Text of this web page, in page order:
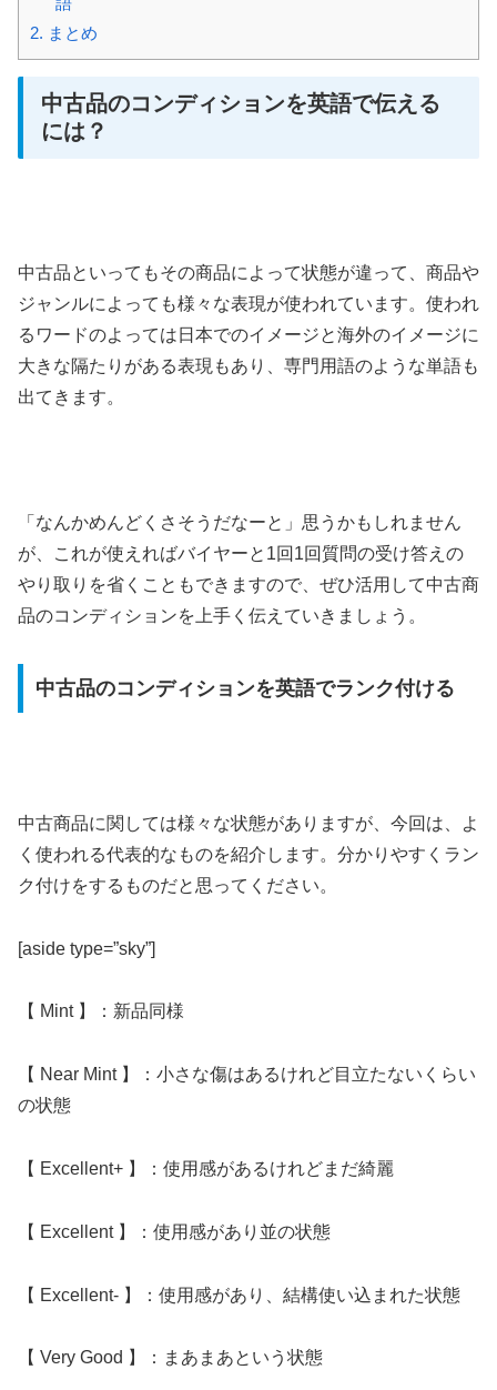
2. まとめ
中古品のコンディションを英語で伝える
には？
中古品といってもその商品によって状態が違って、商品や
ジャンルによっても様々な表現が使われています。使われ
るワードのよっては日本でのイメージと海外のイメージに
大きな隔たりがある表現もあり、専門用語のような単語も
出てきます。
「なんかめんどくさそうだなーと」思うかもしれません
が、これが使えればバイヤーと1回1回質問の受け答えの
やり取りを省くこともできますので、ぜひ活用して中古商
品のコンディションを上手く伝えていきましょう。
中古品のコンディションを英語でランク付ける
中古商品に関しては様々な状態がありますが、今回は、よ
く使われる代表的なものを紹介します。分かりやすくラン
ク付けをするものだと思ってください。
[aside type=”sky”]
【 Mint 】：新品同様
【 Near Mint 】：小さな傷はあるけれど目立たないくらい
の状態
【 Excellent+ 】：使用感があるけれどまだ綺麗
【 Excellent 】：使用感があり並の状態
【 Excellent- 】：使用感があり、結構使い込まれた状態
【 Very Good 】：まあまあという状態